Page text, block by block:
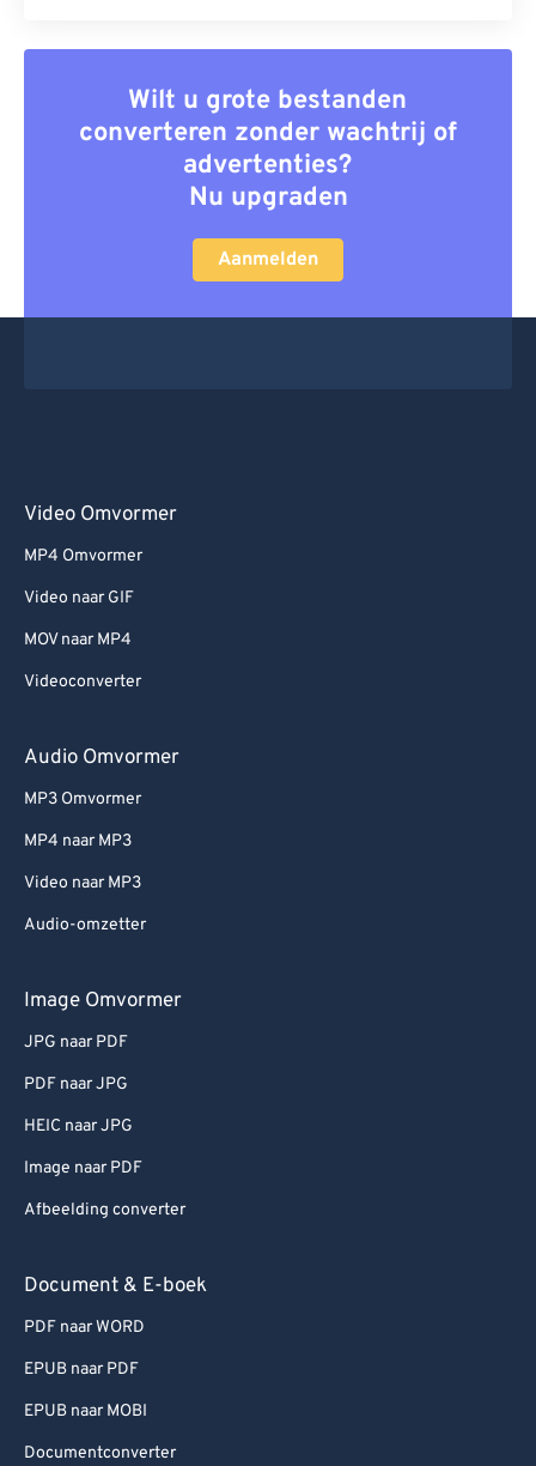
Wilt u grote bestanden
converteren zonder wachtrij of
advertenties?
Nu upgraden
Aanmelden
Video Omvormer
MP4 Omvormer
Video naar GIF
MOV naar MP4
Videoconverter
Audio Omvormer
MP3 Omvormer
MP4 naar MP3
Video naar MP3
Audio-omzetter
Image Omvormer
JPG naar PDF
PDF naar JPG
HEIC naar JPG
Image naar PDF
Afbeelding converter
Document & E-boek
PDF naar WORD
EPUB naar PDF
EPUB naar MOBI
Documentconverter